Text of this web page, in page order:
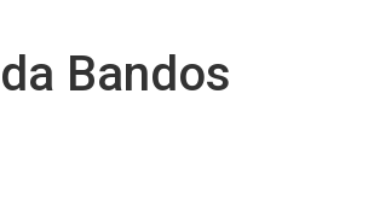
Bandos